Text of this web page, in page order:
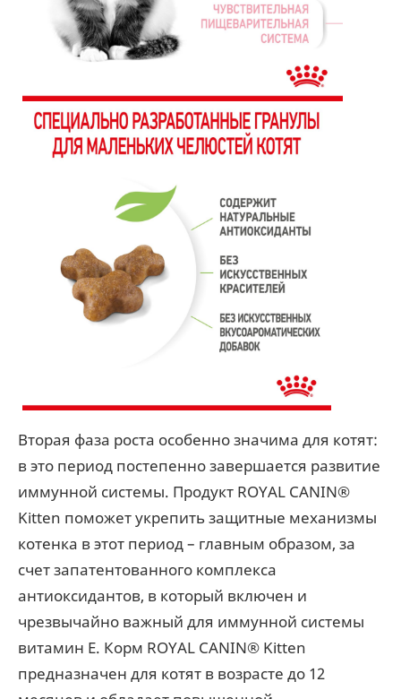
Вторая фаза роста особенно значима для котят:
в это период постепенно завершается развитие
иммунной системы. Продукт ROYAL CANIN®
Kitten поможет укрепить защитные механизмы
котенка в этот период – главным образом, за
счет запатентованного комплекса
антиоксидантов, в который включен и
чрезвычайно важный для иммунной системы
витамин E. Корм ROYAL CANIN® Kitten
предназначен для котят в возрасте до 12